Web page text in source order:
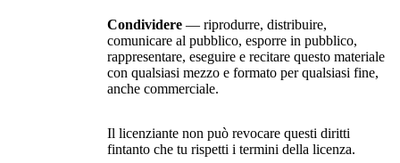
Condividere — riprodurre, distribuire,
comunicare al pubblico, esporre in pubblico,
rappresentare, eseguire e recitare questo materiale
con qualsiasi mezzo e formato per qualsiasi fine,
anche commerciale.
Il licenziante non può revocare questi diritti
fintanto che tu rispetti i termini della licenza.